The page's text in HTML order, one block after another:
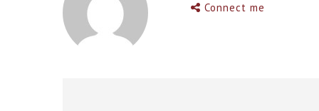
Connect me